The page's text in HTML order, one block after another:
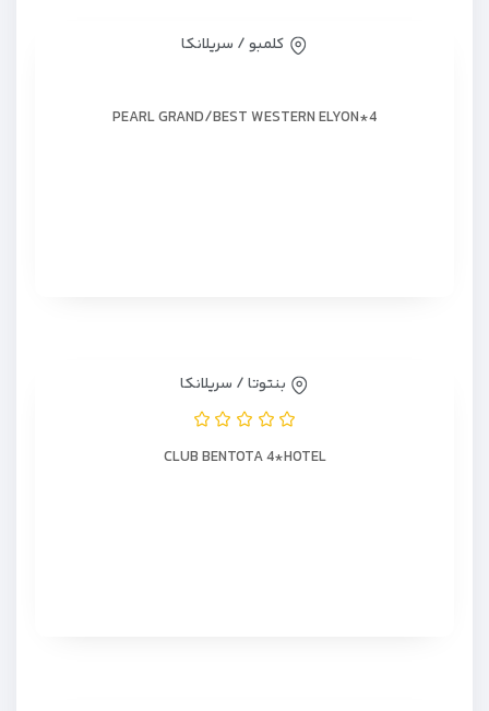
کلمبو / سریلانکا
PEARL GRAND/BEST WESTERN ELYON*4
بنتوتا / سریلانکا
CLUB BENTOTA 4*HOTEL